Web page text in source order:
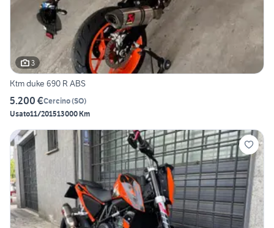
3
Ktm duke 690 R ABS
5.200 €Cercino(SO)
Usato11/201513000 Km